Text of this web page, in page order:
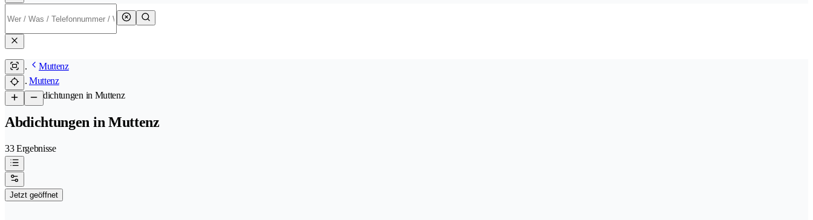
Muttenz
Muttenz
/Abdichtungen in Muttenz
Abdichtungen in Muttenz
33 Ergebnisse
Jetzt geöffnet